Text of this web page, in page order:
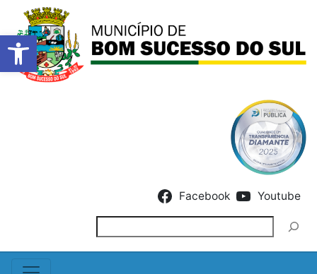
Barra de Ferramentas
Facebook Youtube